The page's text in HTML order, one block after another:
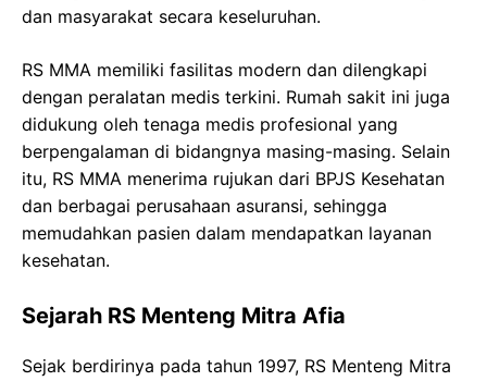
dan masyarakat secara keseluruhan.
RS MMA memiliki fasilitas modern dan dilengkapi
dengan peralatan medis terkini. Rumah sakit ini juga
didukung oleh tenaga medis profesional yang
berpengalaman di bidangnya masing-masing. Selain
itu, RS MMA menerima rujukan dari BPJS Kesehatan
dan berbagai perusahaan asuransi, sehingga
memudahkan pasien dalam mendapatkan layanan
kesehatan.
Sejarah RS Menteng Mitra Afia
Sejak berdirinya pada tahun 1997, RS Menteng Mitra